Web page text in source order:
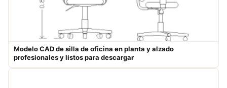
Modelo CAD de silla de oficina en planta y alzado
profesionales y listos para descargar